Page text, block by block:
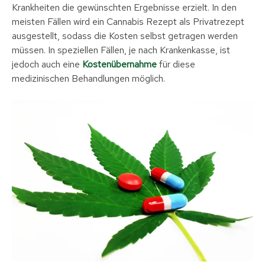
Krankheiten die gewünschten Ergebnisse erzielt. In den
meisten Fällen wird ein Cannabis Rezept als Privatrezept
ausgestellt, sodass die Kosten selbst getragen werden
müssen. In speziellen Fällen, je nach Krankenkasse, ist
jedoch auch eine Kostenübernahmefür diese
medizinischen Behandlungen möglich.